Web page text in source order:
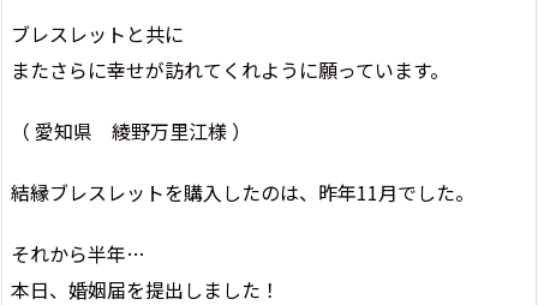
ブレスレットと共に
またさらに幸せが訪れてくれように願っています。
（ 愛知県 綾野万里江様 ）
結縁ブレスレットを購入したのは、昨年11月でした。
それから半年…
本日、婚姻届を提出しました！